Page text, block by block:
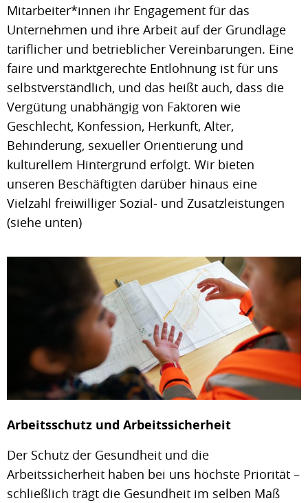
Mitarbeiter*innen ihr Engagement für das
Unternehmen und ihre Arbeit auf der Grundlage
tariflicher und betrieblicher Vereinbarungen. Eine
faire und marktgerechte Entlohnung ist für uns
selbstverständlich, und das heißt auch, dass die
Vergütung unabhängig von Faktoren wie
Geschlecht, Konfession, Herkunft, Alter,
Behinderung, sexueller Orientierung und
kulturellem Hintergrund erfolgt. Wir bieten
unseren Beschäftigten darüber hinaus eine
Vielzahl freiwilliger Sozial- und Zusatzleistungen
(siehe unten)
Arbeitsschutz und Arbeitssicherheit
Der Schutz der Gesundheit und die
Arbeitssicherheit haben bei uns höchste Priorität –
schließlich trägt die Gesundheit im selben Maß